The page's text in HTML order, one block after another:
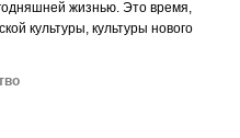
жизнью. Это время,
культуры, культуры нового